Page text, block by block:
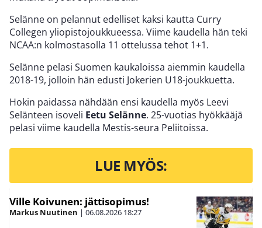
Selänne on pelannut edelliset kaksi kautta Curry
Collegen yliopistojoukkueessa. Viime kaudella hän teki
NCAA:n kolmostasolla 11 ottelussa tehot 1+1.
Selänne pelasi Suomen kaukaloissa aiemmin kaudella
2018-19, jolloin hän edusti Jokerien U18-joukkuetta.
Hokin paidassa nähdään ensi kaudella myös Leevi
Selänteen isoveli Eetu Selänne. 25-vuotias hyökkääjä
pelasi viime kaudella Mestis-seura Peliitoissa.
LUE MYÖS:
Ville Koivunen: jättisopimus!
Markus Nuutinen | 06.08.2026 18:27